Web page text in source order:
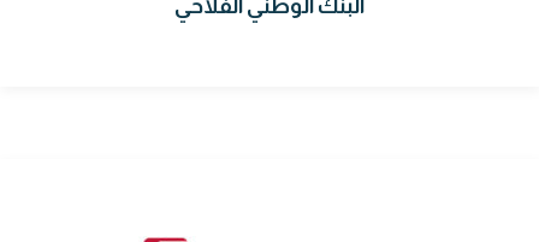
البنك الوطني الفلاحي